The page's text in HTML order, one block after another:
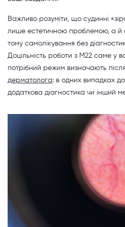
Важливо розуміти, що судинні
лише естетичною проблемою, а й
тому самолікування без
Доцільність роботи з M22 саме у
потрібний режим визначають
дерматолога: в одних випадках
додаткова діагностика чи інший